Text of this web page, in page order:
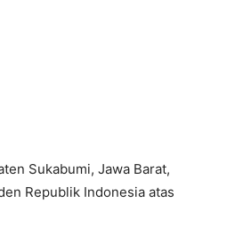
Sukabumi, Jawa Barat,
Republik Indonesia atas